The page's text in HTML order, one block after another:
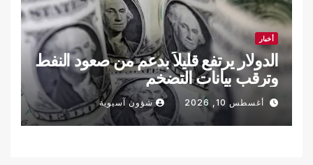
أخبار
الدولار يرتفع قليلاً بدعم من صعود النفط
وترقب بيانات التضخم
أغسطس 10, 2026 شؤون آسيوية